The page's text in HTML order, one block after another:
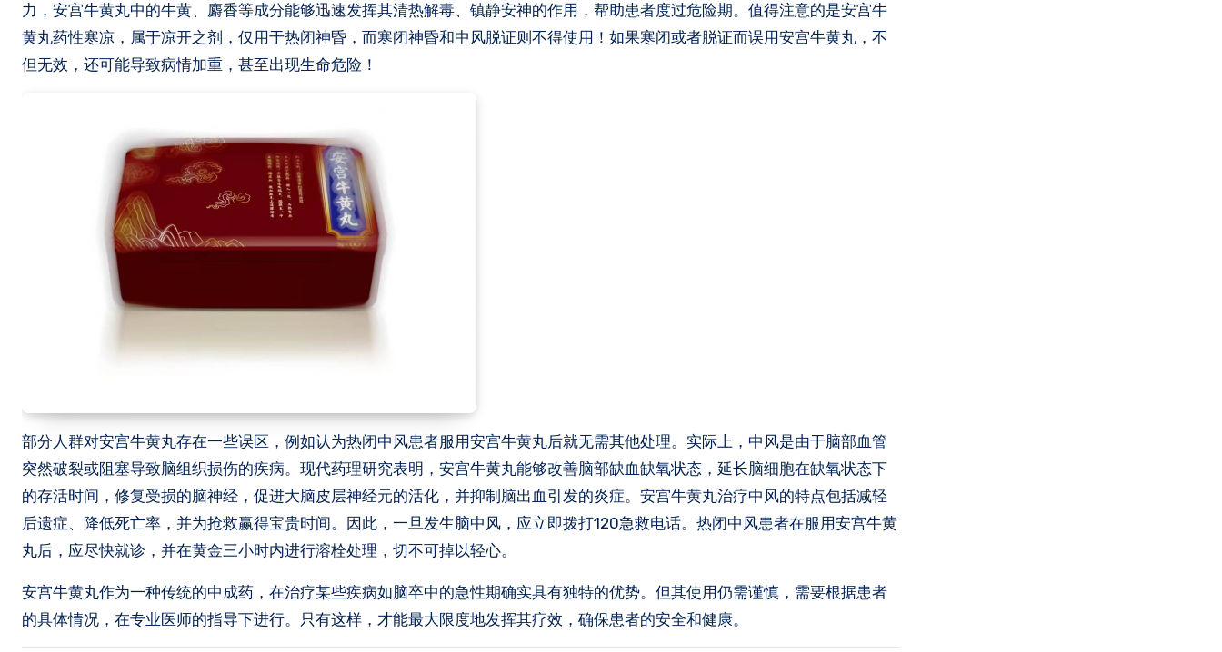
力，安宫牛黄丸中的牛黄、麝香等成分能够迅速发挥其清热解毒、镇静安神的作用，帮助患者度过危险期。值得注意的是安宫牛
黄丸药性寒凉，属于凉开之剂，仅用于热闭神昏，而寒闭神昏和中风脱证则不得使用！如果寒闭或者脱证而误用安宫牛黄丸，不
但无效，还可能导致病情加重，甚至出现生命危险！
部分人群对安宫牛黄丸存在一些误区，例如认为热闭中风患者服用安宫牛黄丸后就无需其他处理。实际上，中风是由于脑部血管
突然破裂或阻塞导致脑组织损伤的疾病。现代药理研究表明，安宫牛黄丸能够改善脑部缺血缺氧状态，延长脑细胞在缺氧状态下
的存活时间，修复受损的脑神经，促进大脑皮层神经元的活化，并抑制脑出血引发的炎症。安宫牛黄丸治疗中风的特点包括减轻
后遗症、降低死亡率，并为抢救赢得宝贵时间。因此，一旦发生脑中风，应立即拨打120急救电话。热闭中风患者在服用安宫牛黄
丸后，应尽快就诊，并在黄金三小时内进行溶栓处理，切不可掉以轻心。
安宫牛黄丸作为一种传统的中成药，在治疗某些疾病如脑卒中的急性期确实具有独特的优势。但其使用仍需谨慎，需要根据患者
的具体情况，在专业医师的指导下进行。只有这样，才能最大限度地发挥其疗效，确保患者的安全和健康。